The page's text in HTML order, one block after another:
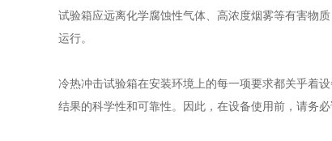
试验箱应远离化学腐蚀性气体、高浓度烟雾等有害物
运行。
冷热冲击试验箱在安装环境上的每一项要求都关乎着
结果的科学性和可靠性。因此，在设备使用前，请务